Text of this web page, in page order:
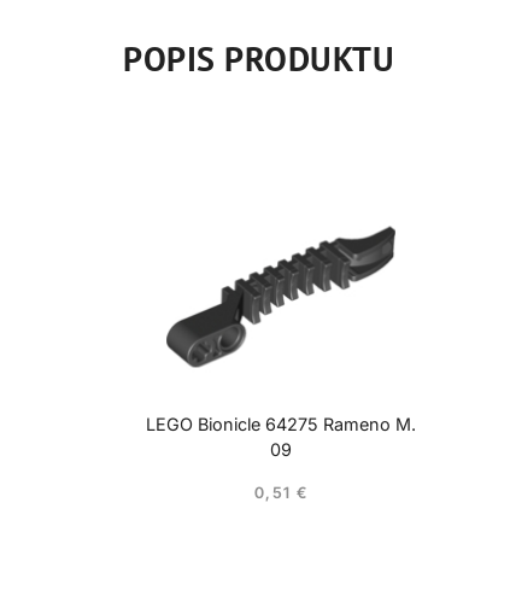
POPIS PRODUKTU
LEGO Bionicle 64275 Rameno M.
09
0,51€